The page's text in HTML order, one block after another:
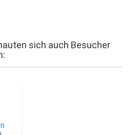
sich auch Besucher